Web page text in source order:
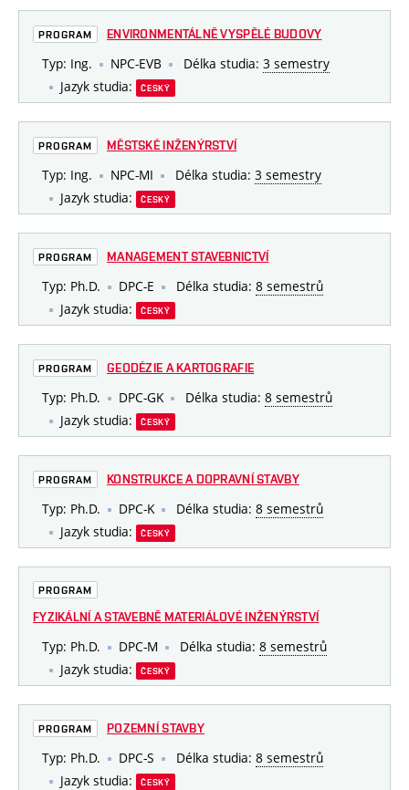
PROGRAM ENVIRONMENTÁLNĚ VYSPĚLÉ BUDOVY
Typ: Ing. NPC-EVB Délka studia: 3 semestry
Jazyk studia:
ČESKÝ
PROGRAM MĚSTSKÉ INŽENÝRSTVÍ
Typ: Ing. NPC-MI Délka studia: 3 semestry
Jazyk studia:
ČESKÝ
PROGRAM MANAGEMENT STAVEBNICTVÍ
Typ: Ph.D. DPC-E Délka studia: 8 semestrů
Jazyk studia:
ČESKÝ
PROGRAM GEODÉZIE A KARTOGRAFIE
Typ: Ph.D. DPC-GK Délka studia: 8 semestrů
Jazyk studia:
ČESKÝ
PROGRAM KONSTRUKCE A DOPRAVNÍ STAVBY
Typ: Ph.D. DPC-K Délka studia: 8 semestrů
Jazyk studia:
ČESKÝ
PROGRAM
FYZIKÁLNÍ A STAVEBNĚ MATERIÁLOVÉ INŽENÝRSTVÍ
Typ: Ph.D. DPC-M Délka studia: 8 semestrů
Jazyk studia:
ČESKÝ
PROGRAM POZEMNÍ STAVBY
Typ: Ph.D. DPC-S Délka studia: 8 semestrů
Jazyk studia:
ČESKÝ